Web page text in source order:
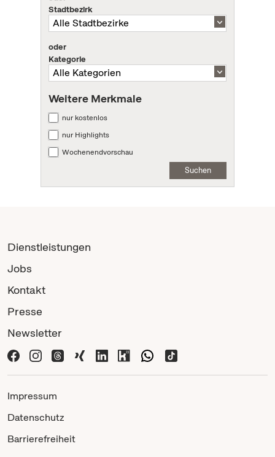
Stadtbezirk
oder
Kategorie
Weitere Merkmale
nur kostenlos
nur Highlights
Wochenendvorschau
Suchen
Dienstleistungen
Jobs
Kontakt
Presse
Newsletter
Impressum
Datenschutz
Barrierefreiheit